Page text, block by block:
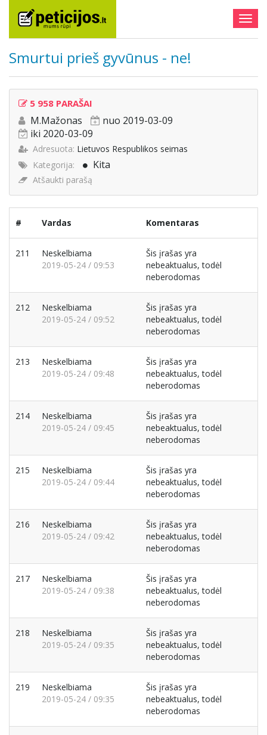
Smurtui prieš gyvūnus - ne!
5 958 PARAŠAI
M.Mažonas
nuo 2019-03-09
iki 2020-03-09
Adresuota: Lietuvos Respublikos seimas
Kategorija:
Kita
Atšaukti parašą
# Vardas Komentaras
211
Neskelbiama
2019-05-24 / 09:53
Šis įrašas yra
nebeaktualus, todėl
neberodomas
212
Neskelbiama
2019-05-24 / 09:52
Šis įrašas yra
nebeaktualus, todėl
neberodomas
213
Neskelbiama
2019-05-24 / 09:48
Šis įrašas yra
nebeaktualus, todėl
neberodomas
214
Neskelbiama
2019-05-24 / 09:45
Šis įrašas yra
nebeaktualus, todėl
neberodomas
215
Neskelbiama
2019-05-24 / 09:44
Šis įrašas yra
nebeaktualus, todėl
neberodomas
216
Neskelbiama
2019-05-24 / 09:42
Šis įrašas yra
nebeaktualus, todėl
neberodomas
217
Neskelbiama
2019-05-24 / 09:38
Šis įrašas yra
nebeaktualus, todėl
neberodomas
218
Neskelbiama
2019-05-24 / 09:35
Šis įrašas yra
nebeaktualus, todėl
neberodomas
219
Neskelbiama
2019-05-24 / 09:35
Šis įrašas yra
nebeaktualus, todėl
neberodomas